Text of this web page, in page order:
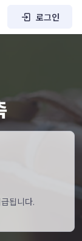
로그인
됩니다.